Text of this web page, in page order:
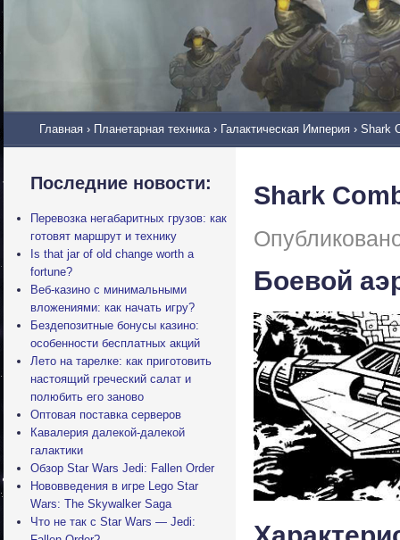
Главная › Планетарная техника› Галактическая Империя › Shark
Последние новости:
Перевозка негабаритных грузов: как
готовят маршрут и технику
Is that jar of old change worth a
fortune?
Веб-казино с минимальными
вложениями: как начать игру?
Бездепозитные бонусы казино:
особенности бесплатных акций
Лето на тарелке: как приготовить
настоящий греческий салат и
полюбить его заново
Оптовая поставка серверов
Кавалерия далекой-далекой
галактики
Обзор Star Wars Jedi: Fallen Order
Нововведения в игре Lego Star
Wars: The Skywalker Saga
Что не так с Star Wars — Jedi:
Shark
Боевой